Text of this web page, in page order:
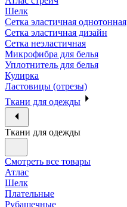
Шелк
Сетка эластичная однотонная
Сетка эластичная дизайн
Сетка неэластичная
Микрофибра для белья
Уплотнитель для белья
Кулирка
Ластовицы (отрезы)
Ткани для одежды
Ткани для одежды
Смотреть все товары
Атлас
Шелк
Плательные
Рубашечные